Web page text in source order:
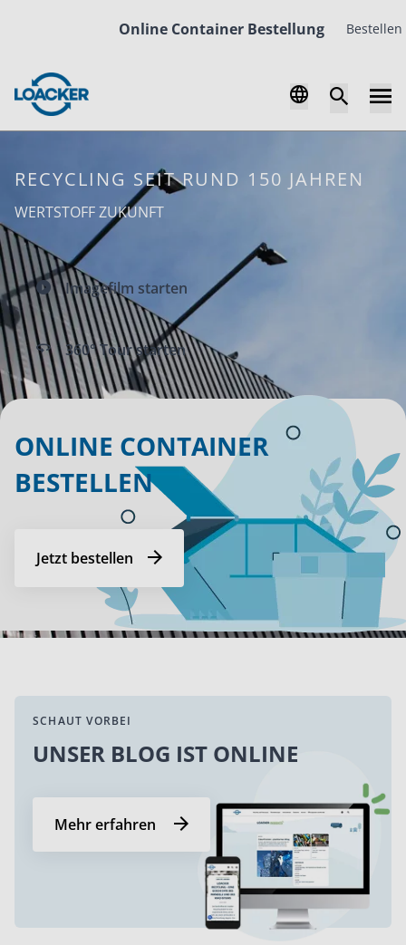
Online Container Bestellung Bestellen Sie
RECYCLING SEIT RUND 150 JAHREN
WERTSTOFF ZUKUNFT
Imagefilm starten
360° Tour starten
ONLINE CONTAINER
BESTELLEN
Jetzt bestellen
SCHAUT VORBEI
UNSER BLOG IST ONLINE
Mehr erfahren